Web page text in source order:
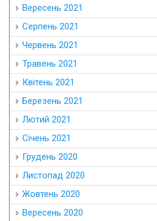
Вересень 2021
Серпень 2021
Червень 2021
Травень 2021
Квітень 2021
Березень 2021
Лютий 2021
Січень 2021
Грудень 2020
Листопад 2020
Жовтень 2020
Вересень 2020